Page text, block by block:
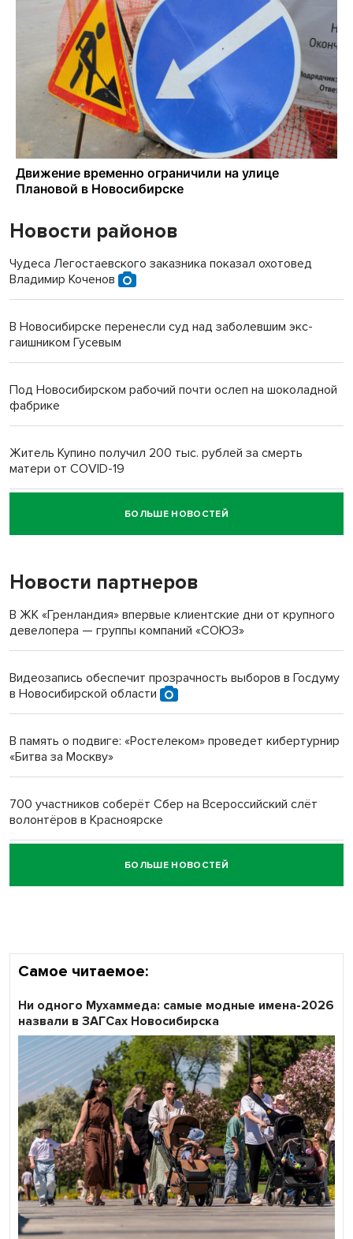
Новости районов
Чудеса Легостаевского заказника показал охотовед
Владимир Коченов
В Новосибирске перенесли суд над заболевшим экс-
гаишником Гусевым
Под Новосибирском рабочий почти ослеп на шоколадной
фабрике
Житель Купино получил 200 тыс. рублей за смерть
матери от COVID-19
Новосибирский суд наказал водителя за смерть
пенсионерки на вокзале
«Мы живём на пастбище!»: в новосибирском селе лошади
терроризируют жителей
Новосибирский преподаватель с женой вошли в топ-16
БОЛЬШЕ НОВОСТЕЙ
Новости партнеров
В ЖК «Гренландия» впервые клиентские дни от крупного
девелопера — группы компаний «СОЮЗ»
Видеозапись обеспечит прозрачность выборов в Госдуму
в Новосибирской области
В память о подвиге: «Ростелеком» проведет кибертурнир
«Битва за Москву»
700 участников соберёт Сбер на Всероссийский слёт
волонтёров в Красноярске
Честный выбор: видеонаблюдение обеспечит
объективность результатов ЕДГ в Новосибирской
БОЛЬШЕ НОВОСТЕЙ
Самое читаемое:
Ни одного Мухаммеда: самые модные имена-2026
назвали в ЗАГСах Новосибирска